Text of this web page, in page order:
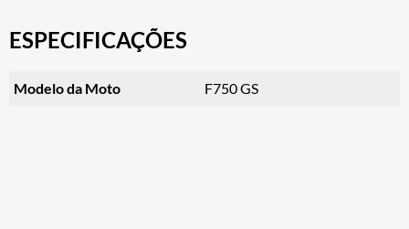
ESPECIFICAÇÕES
Modelo da Moto F750 GS